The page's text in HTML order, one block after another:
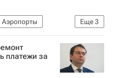
Еще3
Аэропорты
недвижимость
платежи за